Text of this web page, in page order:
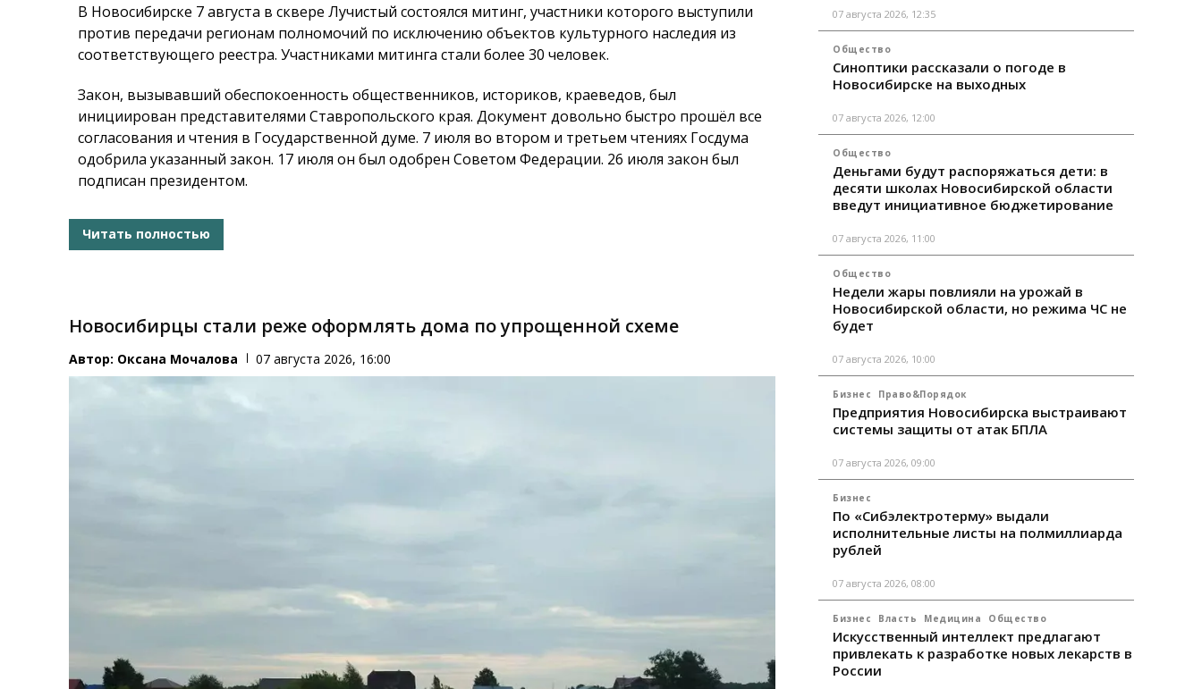
В Новосибирске 7 августа в сквере Лучистый состоялся митинг, участники которого выступили
против передачи регионам полномочий по исключению объектов культурного наследия из
соответствующего реестра. Участниками митинга стали более 30 человек.
Закон, вызывавший обеспокоенность общественников, историков, краеведов, был
инициирован представителями Ставропольского края. Документ довольно быстро прошёл все
согласования и чтения в Государственной думе. 7 июля во втором и третьем чтениях Госдума
одобрила указанный закон. 17 июля он был одобрен Советом Федерации. 26 июля закон был
подписан президентом.
Читать полностью
Новосибирцы стали реже оформлять дома по упрощенной схеме
Автор: Оксана Мочалова 07 августа 2026, 16:00
07 августа 2026, 12:35
Общество
Синоптики рассказали о погоде в
Новосибирске на выходных
07 августа 2026, 12:00
Общество
Деньгами будут распоряжаться дети: в
десяти школах Новосибирской области
введут инициативное бюджетирование
07 августа 2026, 11:00
Общество
Недели жары повлияли на урожай в
Новосибирской области, но режима ЧС не
будет
07 августа 2026, 10:00
Бизнес Право&Порядок
Предприятия Новосибирска выстраивают
системы защиты от атак БПЛА
07 августа 2026, 09:00
Бизнес
По «Сибэлектротерму» выдали
исполнительные листы на полмиллиарда
рублей
07 августа 2026, 08:00
Бизнес Власть Медицина Общество
Искусственный интеллект предлагают
привлекать к разработке новых лекарств в
России